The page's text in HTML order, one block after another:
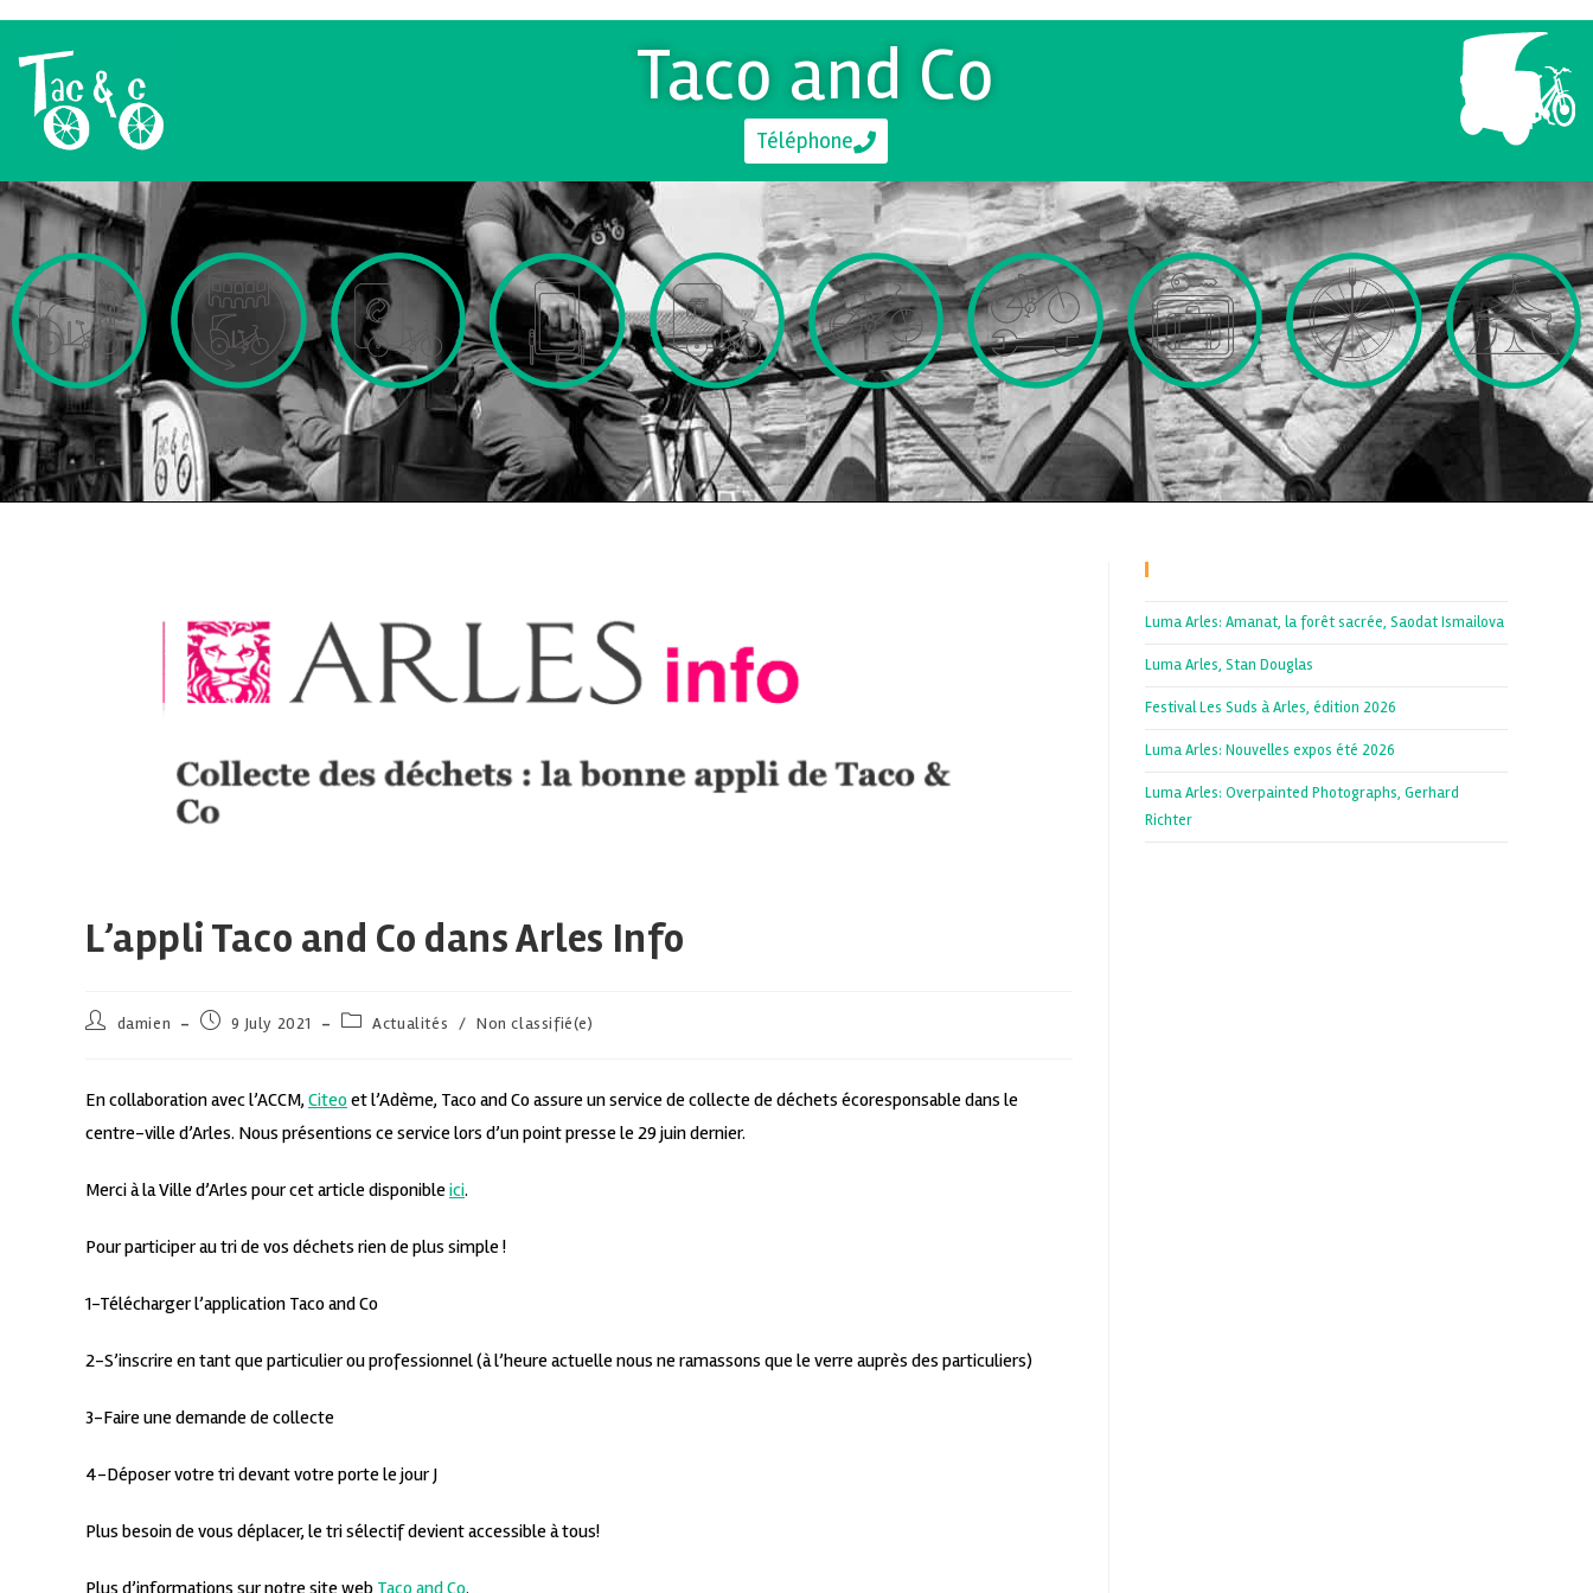
Taco and Co
Téléphone
L’appli Taco and Co dans Arles Info
damien 9 July 2021 Actualités / Non classifié(e)
En collaboration avec l’ACCM, Citeoet l’Adème, Taco and Co assure un service de collecte de déchets écoresponsable dans le
centre-ville d’Arles. Nous présentions ce service lors d’un point presse le 29 juin dernier.
Merci à la Ville d’Arles pour cet article disponible ici.
Pour participer au tri de vos déchets rien de plus simple !
1-Télécharger l’application Taco and Co
2-S’inscrire en tant que particulier ou professionnel (à l’heure actuelle nous ne ramassons que le verre auprès des particuliers)
3-Faire une demande de collecte
4-Déposer votre tri devant votre porte le jour J
Plus besoin de vous déplacer, le tri sélectif devient accessible à tous!
Luma Arles: Amanat, la forêt sacrée, Saodat Ismailova
Luma Arles, Stan Douglas
Festival Les Suds à Arles, édition 2026
Luma Arles: Nouvelles expos été 2026
Luma Arles: Overpainted Photographs, Gerhard
Richter